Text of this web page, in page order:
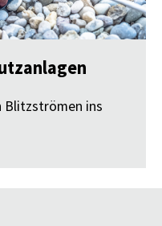
Blitzströmen ins